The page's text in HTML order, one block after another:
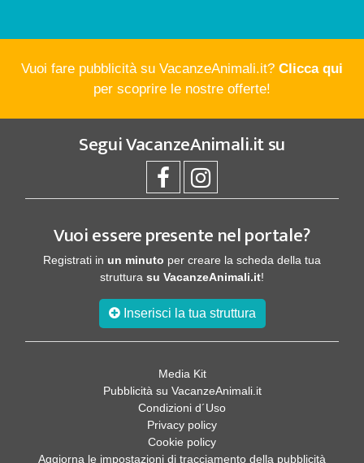
Vuoi fare pubblicità su VacanzeAnimali.it? Clicca qui
per scoprire le nostre offerte!
SeguiVacanzeAnimali.itsu
Vuoi essere presente nel portale?
Registrati in un minuto per creare la scheda della tua
struttura su VacanzeAnimali.it!
Inserisci la tua struttura
Media Kit
Pubblicità su VacanzeAnimali.it
Condizioni d´Uso
Privacy policy
Cookie policy
Aggiorna le impostazioni di tracciamento della pubblicità